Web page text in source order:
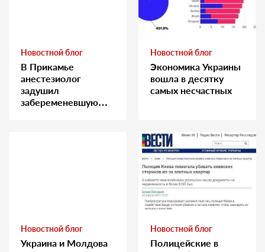
Новостной блог
В Прикамье
анестезиолог
задушил
забеременевшую
Новостной блог
Экономика Украины
вошла в десятку
самых несчастных
Новостной блог
Украина и Молдова
Новостной блог
Полицейские в